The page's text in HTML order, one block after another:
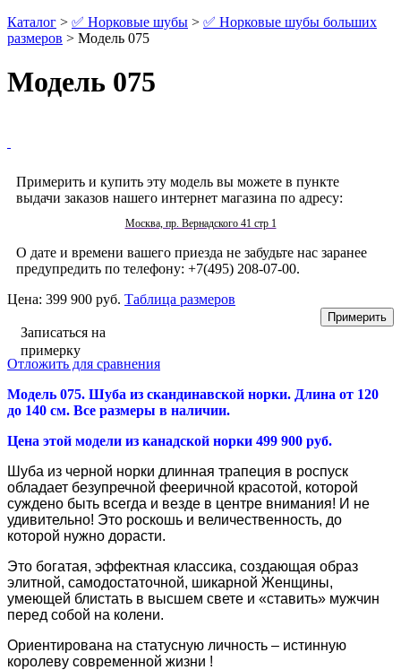
Каталог > ✅ Норковые шубы > ✅ Норковые шубы больших
размеров > Модель 075
Модель 075
Примерить и купить эту модель вы можете в пункте
выдачи заказов нашего интернет магазина по адресу:
Москва, пр. Вернадского 41 стр 1
О дате и времени вашего приезда не забудьте нас заранее
предупредить по телефону: +7(495) 208-07-00.
Цена: 399 900 руб. Таблица размеров
Записаться на
примерку
Отложить для сравнения
Модель 075. Шуба из скандинавской норки. Длина от 120
до 140 см. Все размеры в наличии.
Цена этой модели из канадской норки 499 900 руб.
Шуба из черной норки длинная трапеция в роспуск
обладает безупречной фееричной красотой, которой
суждено быть всегда и везде в центре внимания! И не
удивительно! Это роскошь и величественность, до
которой нужно дорасти.
Это богатая, эффектная классика, создающая образ
элитной, самодостаточной, шикарной Женщины,
умеющей блистать в высшем свете и «ставить» мужчин
перед собой на колени.
Ориентирована на статусную личность – истинную
королеву современной жизни !